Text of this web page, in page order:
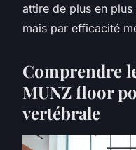
attire de plus en plus
mais par efficacité
Comprendre
MUNZ floor
vertébrale